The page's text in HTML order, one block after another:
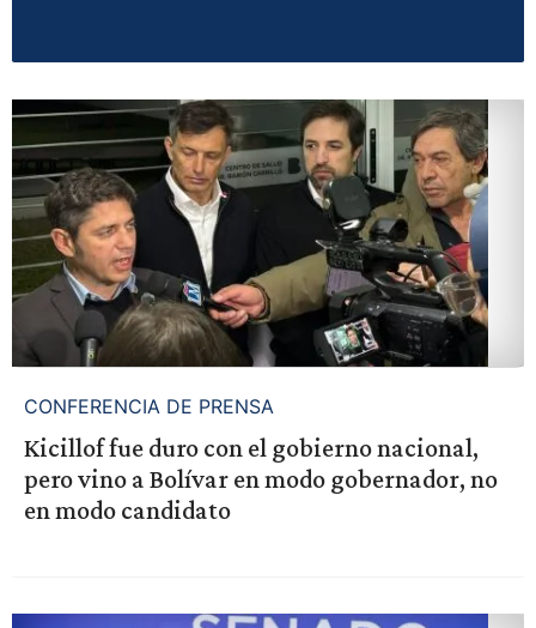
CONFERENCIA DE PRENSA
Kicillof fue duro con el gobierno nacional,
pero vino a Bolívar en modo gobernador, no
en modo candidato